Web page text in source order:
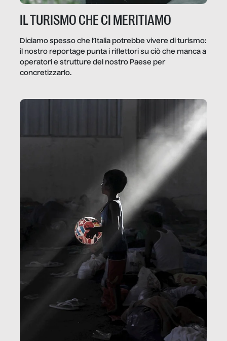
IL TURISMO CHE CI MERITIAMO
Diciamo spesso che l’Italia potrebbe vivere di turismo:
il nostro reportage punta i riflettori su ciò che manca a
operatori e strutture del nostro Paese per
concretizzarlo.